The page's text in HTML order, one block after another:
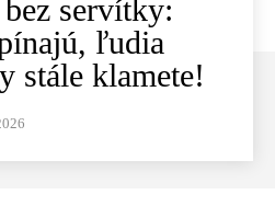
servítky:
ľudia
stále klamete!